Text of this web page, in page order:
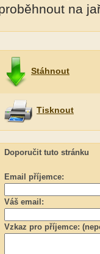
na
Stáhnout
Tisknout
Doporučit tuto stránku
Email příjemce:
Váš email:
Vzkaz pro příjemce: